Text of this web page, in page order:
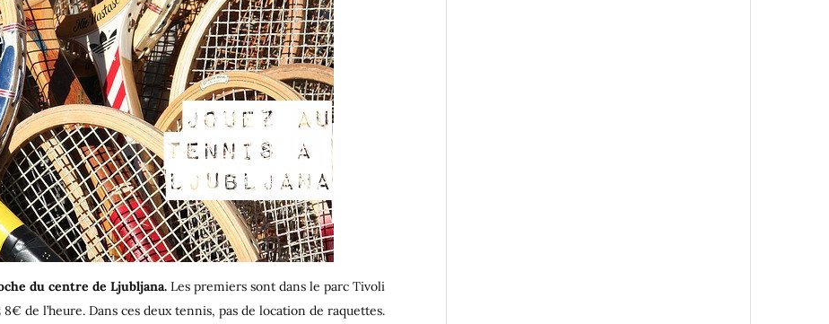
du centre de Ljubljana. Les premiers sont dans le parc Tivoli
de l’heure. Dans ces deux tennis, pas de location de raquettes.